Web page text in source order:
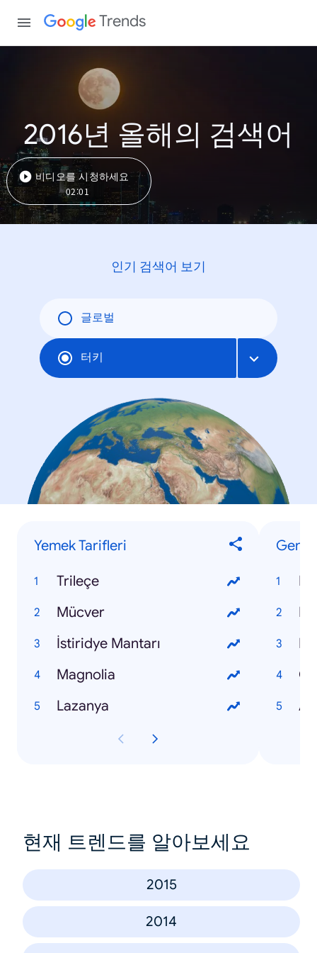
Trends
2016년 올해의 검색어
비디오를 시청하세요
02:01
인기 검색어 보기
글로벌
터키
Yemek Tarifleri
Trileçe
Mücver
İstiridye Mantarı
Magnolia
Lazanya
현재 트렌드를 알아보세요
2015
2014